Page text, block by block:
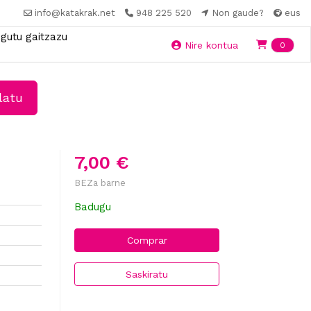
info@katakrak.net 948 225 520 Non gaude? eus
gaitzazu
Nire kontua 0
7,00 €
BEZa barne
Badugu
Comprar
Saskiratu